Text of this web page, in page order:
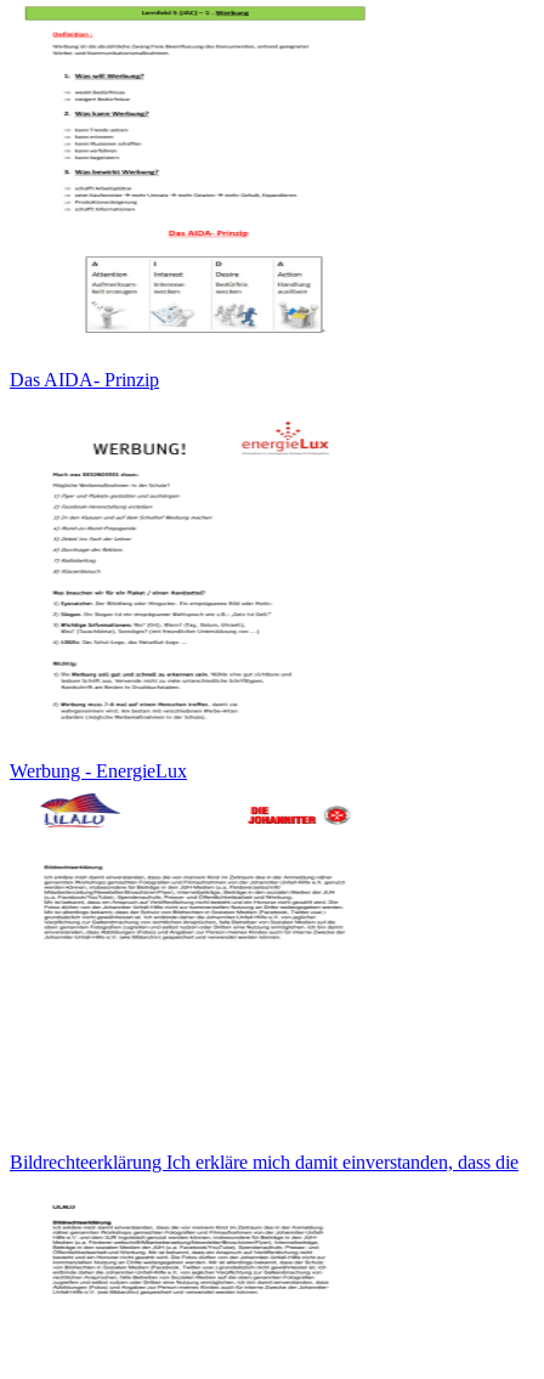
Das AIDA- Prinzip
Werbung - EnergieLux
Bildrechteerklärung Ich erkläre mich damit einverstanden, dass die